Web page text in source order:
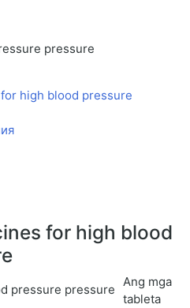
pressure
high blood pressure
for high blood
Ang mga
tableta